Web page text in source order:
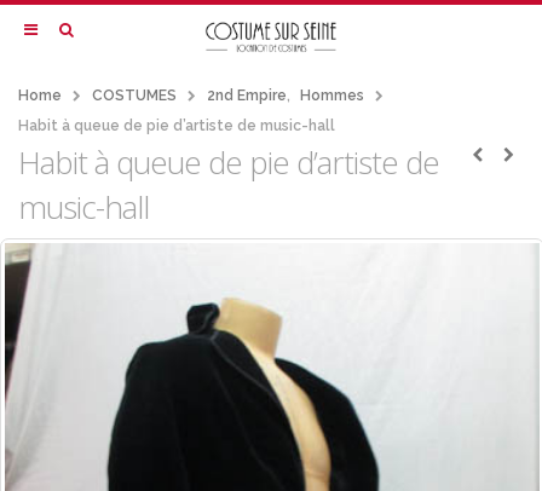
Home COSTUMES 2nd Empire,
Hommes
Habit à queue de pie d’artiste de music-hall
Habit à queue de pie d’artiste de
music-hall